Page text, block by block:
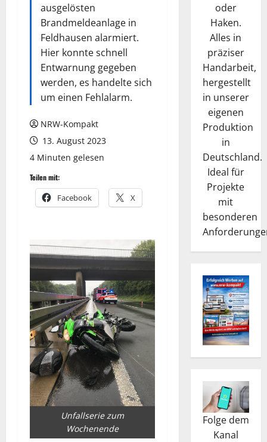
ausgelösten
Brandmeldeanlage in
Feldhausen alarmiert.
Hier konnte schnell
Entwarnung gegeben
werden, es handelte sich
um einen Fehlalarm.
NRW-Kompakt
13. August 2023
4 Minuten gelesen
Teilen mit:
Facebook X
Unfallserie zum
Wochenende
oder
Haken.
Alles in
präziser
Handarbeit,
hergestellt
in unserer
eigenen
Produktion
in
Deutschland.
Ideal für
Projekte
mit
besonderen
Folge dem
Kanal